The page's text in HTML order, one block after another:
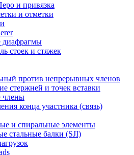
и привязка
и отметки
диафрагмы
стоек и стяжек
против непрерывных членов
стержней и точек вставки
члены
конца участника (связь)
и спиральные элементы
стальные балки (SJI)